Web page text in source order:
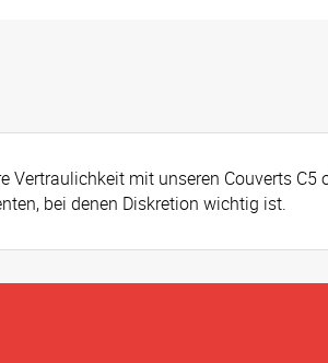
mit unseren Couverts C5
bei denen Diskretion wichtig ist.